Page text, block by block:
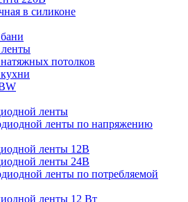
в силиконе
потолков
ленты
ленты по напряжению
ленты 12В
ленты 24В
ленты по потребляемой
ленты 12 Вт